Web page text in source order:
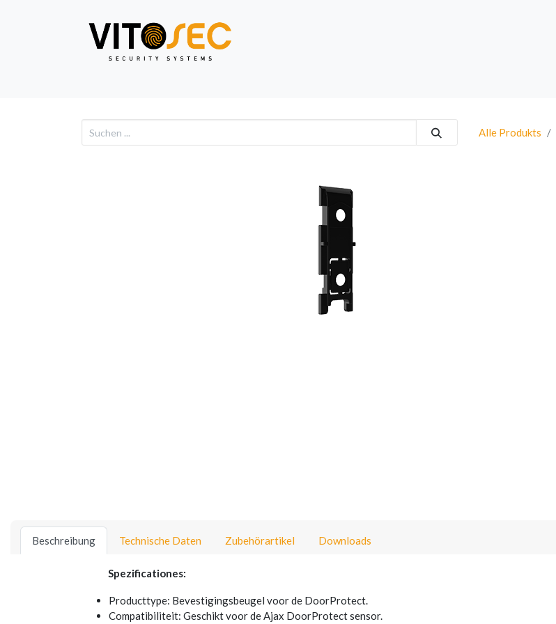
Video Alarm
Alle Produkts
Beschreibung Technische Daten Zubehörartikel Downloads
Spezificationes:
Producttype: Bevestigingsbeugel voor de DoorProtect.
Compatibiliteit: Geschikt voor de Ajax DoorProtect sensor.